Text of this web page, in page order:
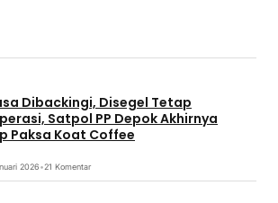
Dibackingi, Disegel Tetap
Satpol PP Depok Akhirnya
Paksa Koat Coffee
2026•21 Komentar